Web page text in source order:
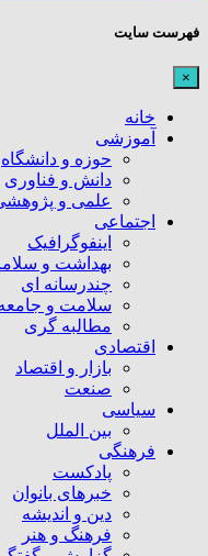
فهرست سایت
×
خانه
آموزشی
حوزه و دانشگاه
دانش و فناوری
علمی و
اجتماعی
اینفوگرافیک
بهداشت و
چندرسانه ای
سلامت و
مطالبه گری
اقتصادی
بازار و اقتصاد
صنعت
سیاسی
بین الملل
فرهنگی
پادکست
خبرهای بانوان
دین و اندیشه
فرهنگ و هنر